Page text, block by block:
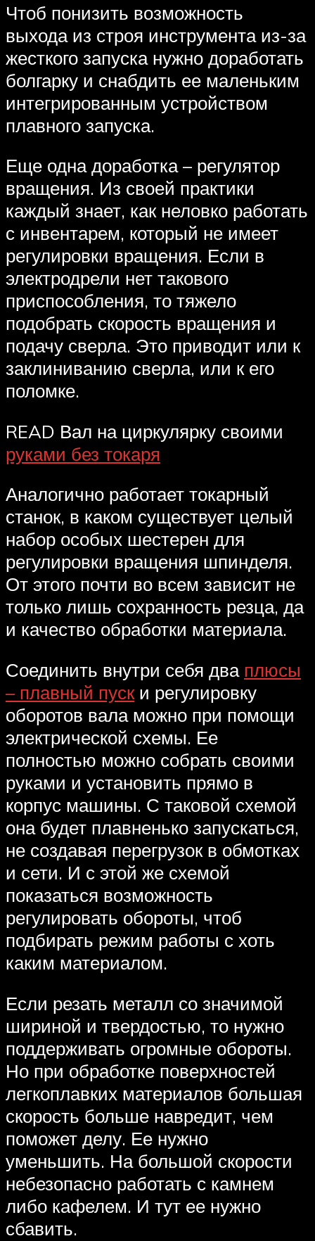
Чтоб понизить возможность
выхода из строя инструмента из-за
жесткого запуска нужно доработать
болгарку и снабдить ее маленьким
интегрированным устройством
плавного запуска.
Еще одна доработка – регулятор
вращения. Из своей практики
каждый знает, как неловко работать
с инвентарем, который не имеет
регулировки вращения. Если в
электродрели нет такового
приспособления, то тяжело
подобрать скорость вращения и
подачу сверла. Это приводит или к
заклиниванию сверла, или к его
поломке.
READ Вал на циркулярку своими
руками без токаря
Аналогично работает токарный
станок, в каком существует целый
набор особых шестерен для
регулировки вращения шпинделя.
От этого почти во всем зависит не
только лишь сохранность резца, да
и качество обработки материала.
Соединить внутри себя два плюсы
– плавный пуски регулировку
оборотов вала можно при помощи
электрической схемы. Ее
полностью можно собрать своими
руками и установить прямо в
корпус машины. С таковой схемой
она будет плавненько запускаться,
не создавая перегрузок в обмотках
и сети. И с этой же схемой
показаться возможность
регулировать обороты, чтоб
подбирать режим работы с хоть
каким материалом.
Если резать металл со значимой
шириной и твердостью, то нужно
поддерживать огромные обороты.
Но при обработке поверхностей
легкоплавких материалов большая
скорость больше навредит, чем
поможет делу. Ее нужно
уменьшить. На большой скорости
небезопасно работать с камнем
либо кафелем. И тут ее нужно
сбавить.